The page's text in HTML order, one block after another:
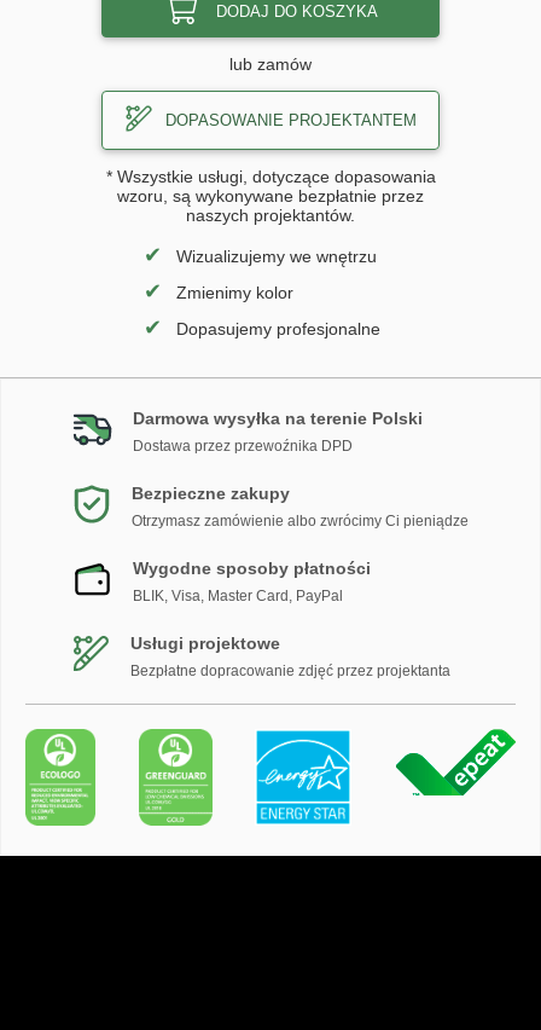
DODAJ DO KOSZYKA
lub zamów
DOPASOWANIE PROJEKTANTEM
* Wszystkie usługi, dotyczące dopasowania
wzoru, są wykonywane bezpłatnie przez
naszych projektantów.
✔ Wizualizujemy we wnętrzu
✔ Zmienimy kolor
✔ Dopasujemy profesjonalne
Darmowa wysyłka na terenie Polski
Dostawa przez przewoźnika DPD
Bezpieczne zakupy
Otrzymasz zamówienie albo zwrócimy Ci pieniądze
Wygodne sposoby płatności
BLIK, Visa, Master Card, PayPal
Usługi projektowe
Bezpłatne dopracowanie zdjęć przez projektanta